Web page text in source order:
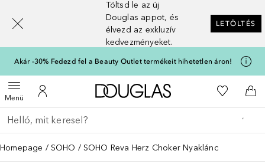
Töltsd le az új
Douglas appot, és
élvezd az exkluzív
kedvezményeket.
LETÖLTÉS
Akár -30% Fedezd fel a Beauty Outlet termékeit hihetetlen áron!
MenüMenü megnyitása
A fiókomhoz
A Douglas Főoldalra
A
Menj vissza
Keresés végrehajtása
Homepage SOHO SOHO Reva Herz Choker Nyaklánc
[navigation.slideout.screenreader]